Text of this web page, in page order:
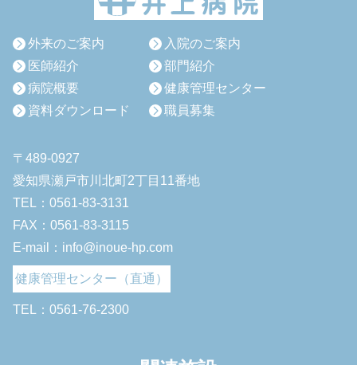
外来のご案内
入院のご案内
医師紹介
部門紹介
病院概要
健康管理センター
資料ダウンロード
職員募集
〒489-0927
愛知県瀬戸市川北町2丁目11番地
TEL：0561-83-3131
FAX：0561-83-3115
E-mail：info@inoue-hp.com
健康管理センター（直通）
TEL：0561-76-2300